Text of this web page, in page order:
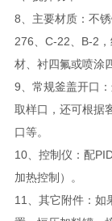
8、主要材质：不
276、C-22、B-2
材、衬四氟或喷涂
9、常规釜盖开口
取样口，还可根据
口等。
10、控制仪：配
加热控制）。
11、其它附件：如